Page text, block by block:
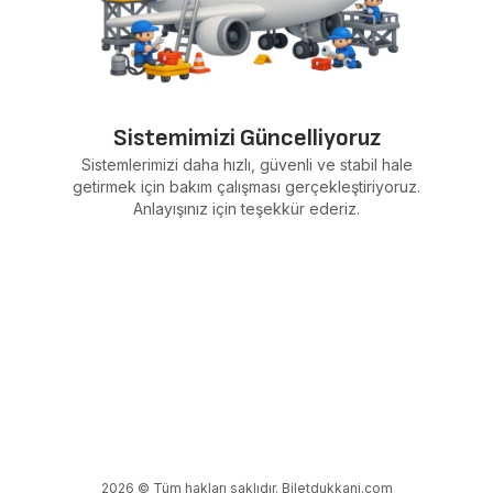
Sistemimizi Güncelliyoruz
Sistemlerimizi daha hızlı, güvenli ve stabil hale
getirmek için bakım çalışması gerçekleştiriyoruz.
Anlayışınız için teşekkür ederiz.
2026 © Tüm hakları saklıdır. Biletdukkani.com